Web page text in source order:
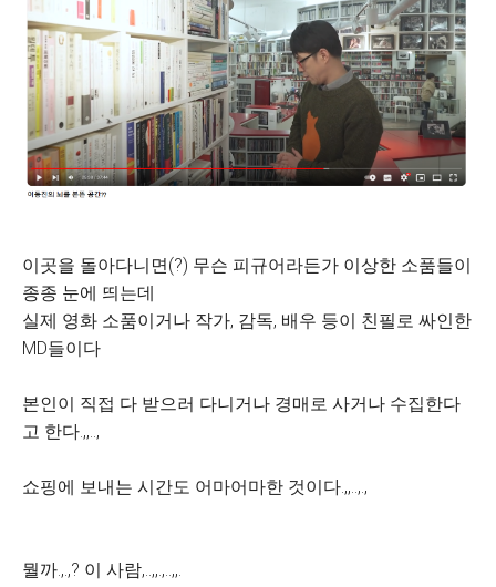
이곳을 돌아다니면(?) 무슨 피규어라든가 이상한 소품들이
종종 눈에 띄는데
실제 영화 소품이거나 작가, 감독, 배우 등이 친필로 싸인한
MD들이다
본인이 직접 다 받으러 다니거나 경매로 사거나 수집한다
고 한다.,,..,
쇼핑에 보내는 시간도 어마어마한 것이다.,,..,.,
뭘까.,.,? 이 사람,..,,.,..,,.